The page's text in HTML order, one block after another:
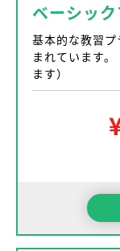
ベーシッ
基本的な教習
まれています
ます）